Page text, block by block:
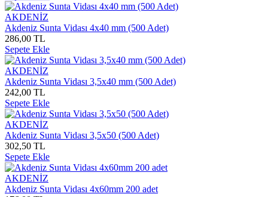
AKDENİZ
Akdeniz Sunta Vidası 4x40 mm (500 Adet)
286,00 TL
Sepete Ekle
AKDENİZ
Akdeniz Sunta Vidası 3,5x40 mm (500 Adet)
242,00 TL
Sepete Ekle
AKDENİZ
Akdeniz Sunta Vidası 3,5x50 (500 Adet)
302,50 TL
Sepete Ekle
AKDENİZ
Akdeniz Sunta Vidası 4x60mm 200 adet